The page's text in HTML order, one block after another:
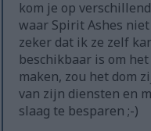
kom je op
waar Spirit Ashes
zeker dat ik ze zelf
beschikbaar is om
maken, zou het dom
van zijn diensten en
slaag te besparen ;-)